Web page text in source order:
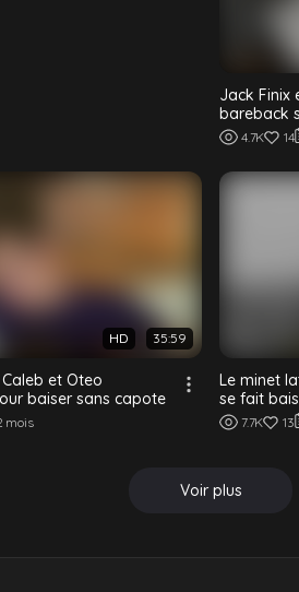
Jack Finix
bareback
4.7K 14
HD 35:59
et Oteo
baiser sans capote
mois
Le minet
se fait
7.7K 13
Voir plus